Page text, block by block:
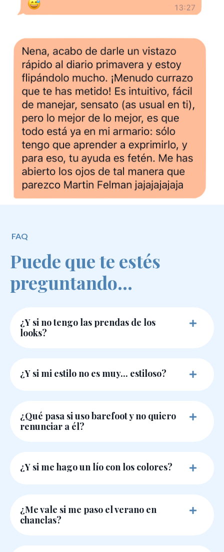
FAQ
Puede que te estés
preguntando...
¿Y si no tengo las prendas de los
looks?
¿Y si mi estilo no es muy... estiloso?
¿Qué pasa si uso barefoot y no quiero
renunciar a él?
¿Y si me hago un lío con los colores?
¿Me vale si me paso el verano en
chanclas?